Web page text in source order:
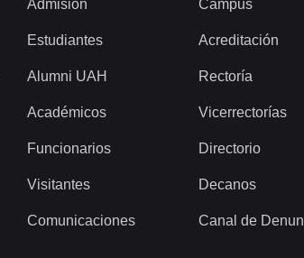
Admisión
Estudiantes
Alumni UAH
Académicos
Funcionarios
Visitantes
Comunicaciones
Campus
Acreditación
Rectoría
Vicerrectorías
Directorio
Decanos
Canal de